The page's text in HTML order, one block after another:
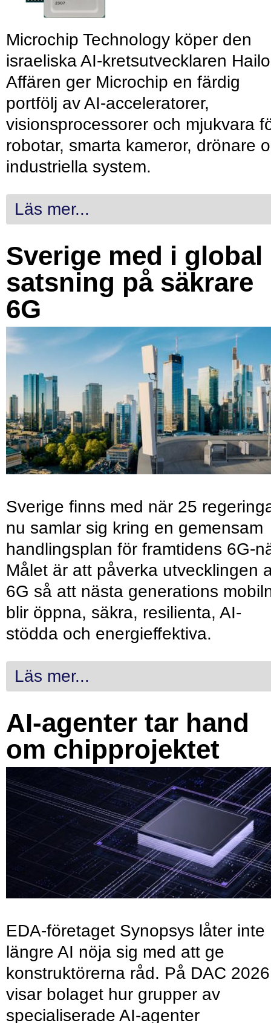
Microchip Technology köper den
israeliska AI-kretsutvecklaren
Affären ger Microchip en färdig
portfölj av AI-acceleratorer,
visionsprocessorer och mjukvara
robotar, smarta kameror, drönare
industriella system.
Läs mer...
Sverige med i global
satsning på säkrare
6G
Sverige finns med när 25
nu samlar sig kring en gemensam
handlingsplan för framtidens 6G-
Målet är att påverka utvecklingen
6G så att nästa generations
blir öppna, säkra, resilienta, AI-
stödda och energieffektiva.
Läs mer...
AI-agenter tar hand
om chipprojektet
EDA-företaget Synopsys låter inte
längre AI nöja sig med att ge
konstruktörerna råd. På DAC 2026
visar bolaget hur grupper av
specialiserade AI-agenter